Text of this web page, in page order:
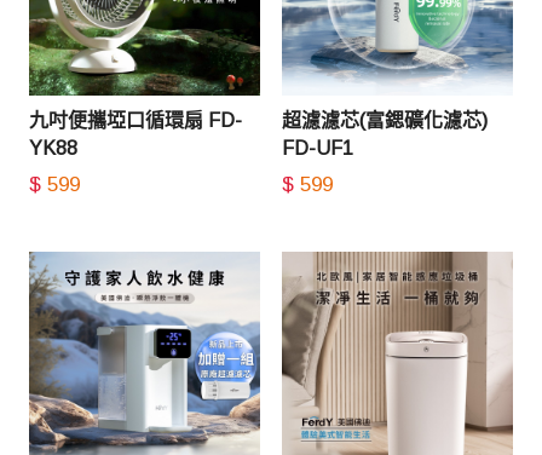
九吋便攜埡口循環扇 FD-
YK88
$ 599
超濾濾芯(富鍶礦化濾芯)
FD-UF1
$ 599